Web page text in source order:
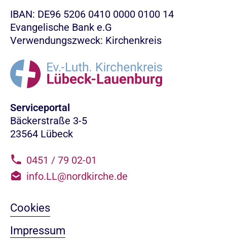
IBAN: DE96 5206 0410 0000 0100 14
Evangelische Bank e.G
Verwendungszweck: Kirchenkreis
Serviceportal
Bäckerstraße 3-5
23564 Lübeck
0451 / 79 02-01
info.LL@nordkirche.de
Cookies
Impressum